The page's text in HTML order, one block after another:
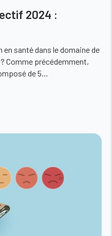
2024 :
santé dans le domaine de
Comme précédemment,
de 5…